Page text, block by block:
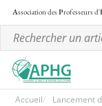
Association desProfesseurs d'
Accueil Lancement